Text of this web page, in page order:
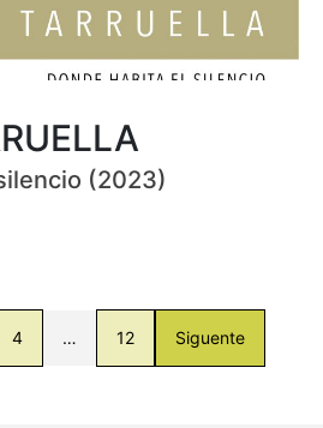
(2023)
4 … 12 Siguente